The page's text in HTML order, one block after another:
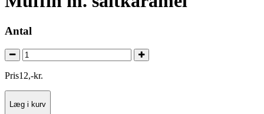
Antal
Pris12,-kr.
Læg i kurv